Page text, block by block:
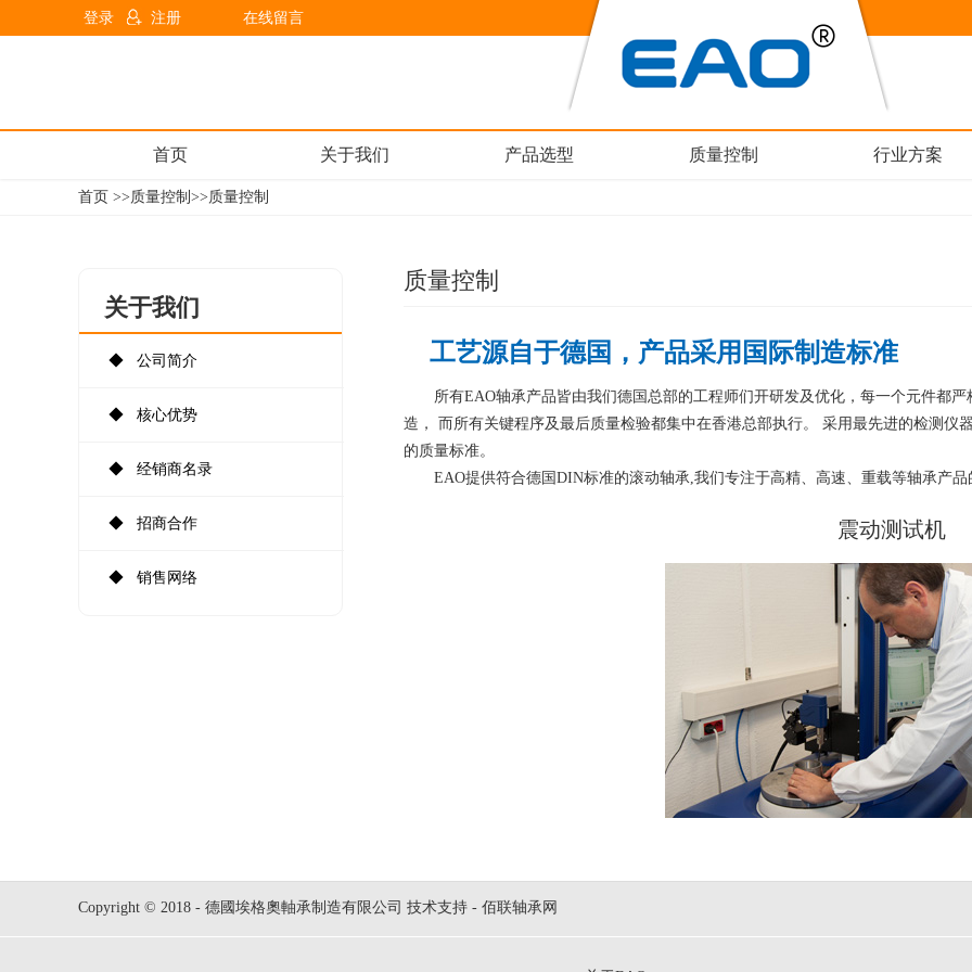
在线留言
登录 注册
首页 关于我们 产品选型 质量控制 行业方案
首页 >>质量控制 >>质量控制
关于我们
◆ 公司简介
◆ 核心优势
◆ 经销商名录
◆ 招商合作
◆ 销售网络
质量控制
工艺源自于德国，产品采用国际制造标准
所有EAO轴承产品皆由我们德国总部的工程师们开研发及优化，每一个元件都
造， 而所有关键程序及最后质量检验都集中在香港总部执行。 采用最先进的检测仪
的质量标准。
EAO提供符合德国DIN标准的滚动轴承,我们专注于高精、高速、重载等轴承产品
震动测试机
Copyright © 2018 - 德國埃格奧軸承制造有限公司 技术支持 - 佰联轴承网